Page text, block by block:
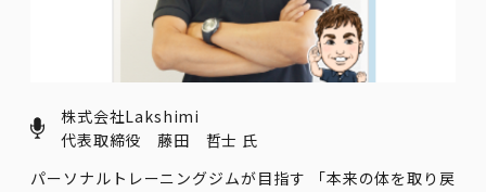
株式会社Lakshimi
代表取締役 藤田 哲士 氏
パーソナルトレーニングジムが目指す 「本来の体を取り戻